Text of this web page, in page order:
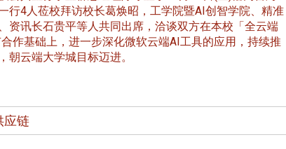
行4人莅校拜访校长葛焕昭，工学院暨AI创智学院、精准
资讯长石贵平等人共同出席，洽谈双方在本校「全云端
作基础上，进一步深化微软云端AI工具的应用，持续推
朝云端大学城目标迈进。
应链